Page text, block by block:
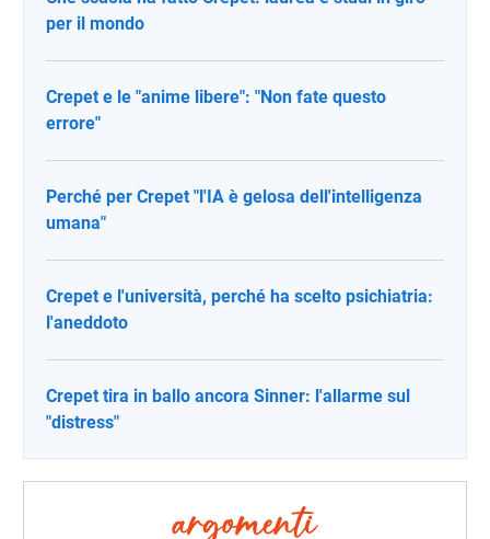
per il mondo
Crepet e le "anime libere": "Non fate questo
errore"
Perché per Crepet "l'IA è gelosa dell'intelligenza
umana"
Crepet e l'università, perché ha scelto psichiatria:
l'aneddoto
Crepet tira in ballo ancora Sinner: l'allarme sul
"distress"